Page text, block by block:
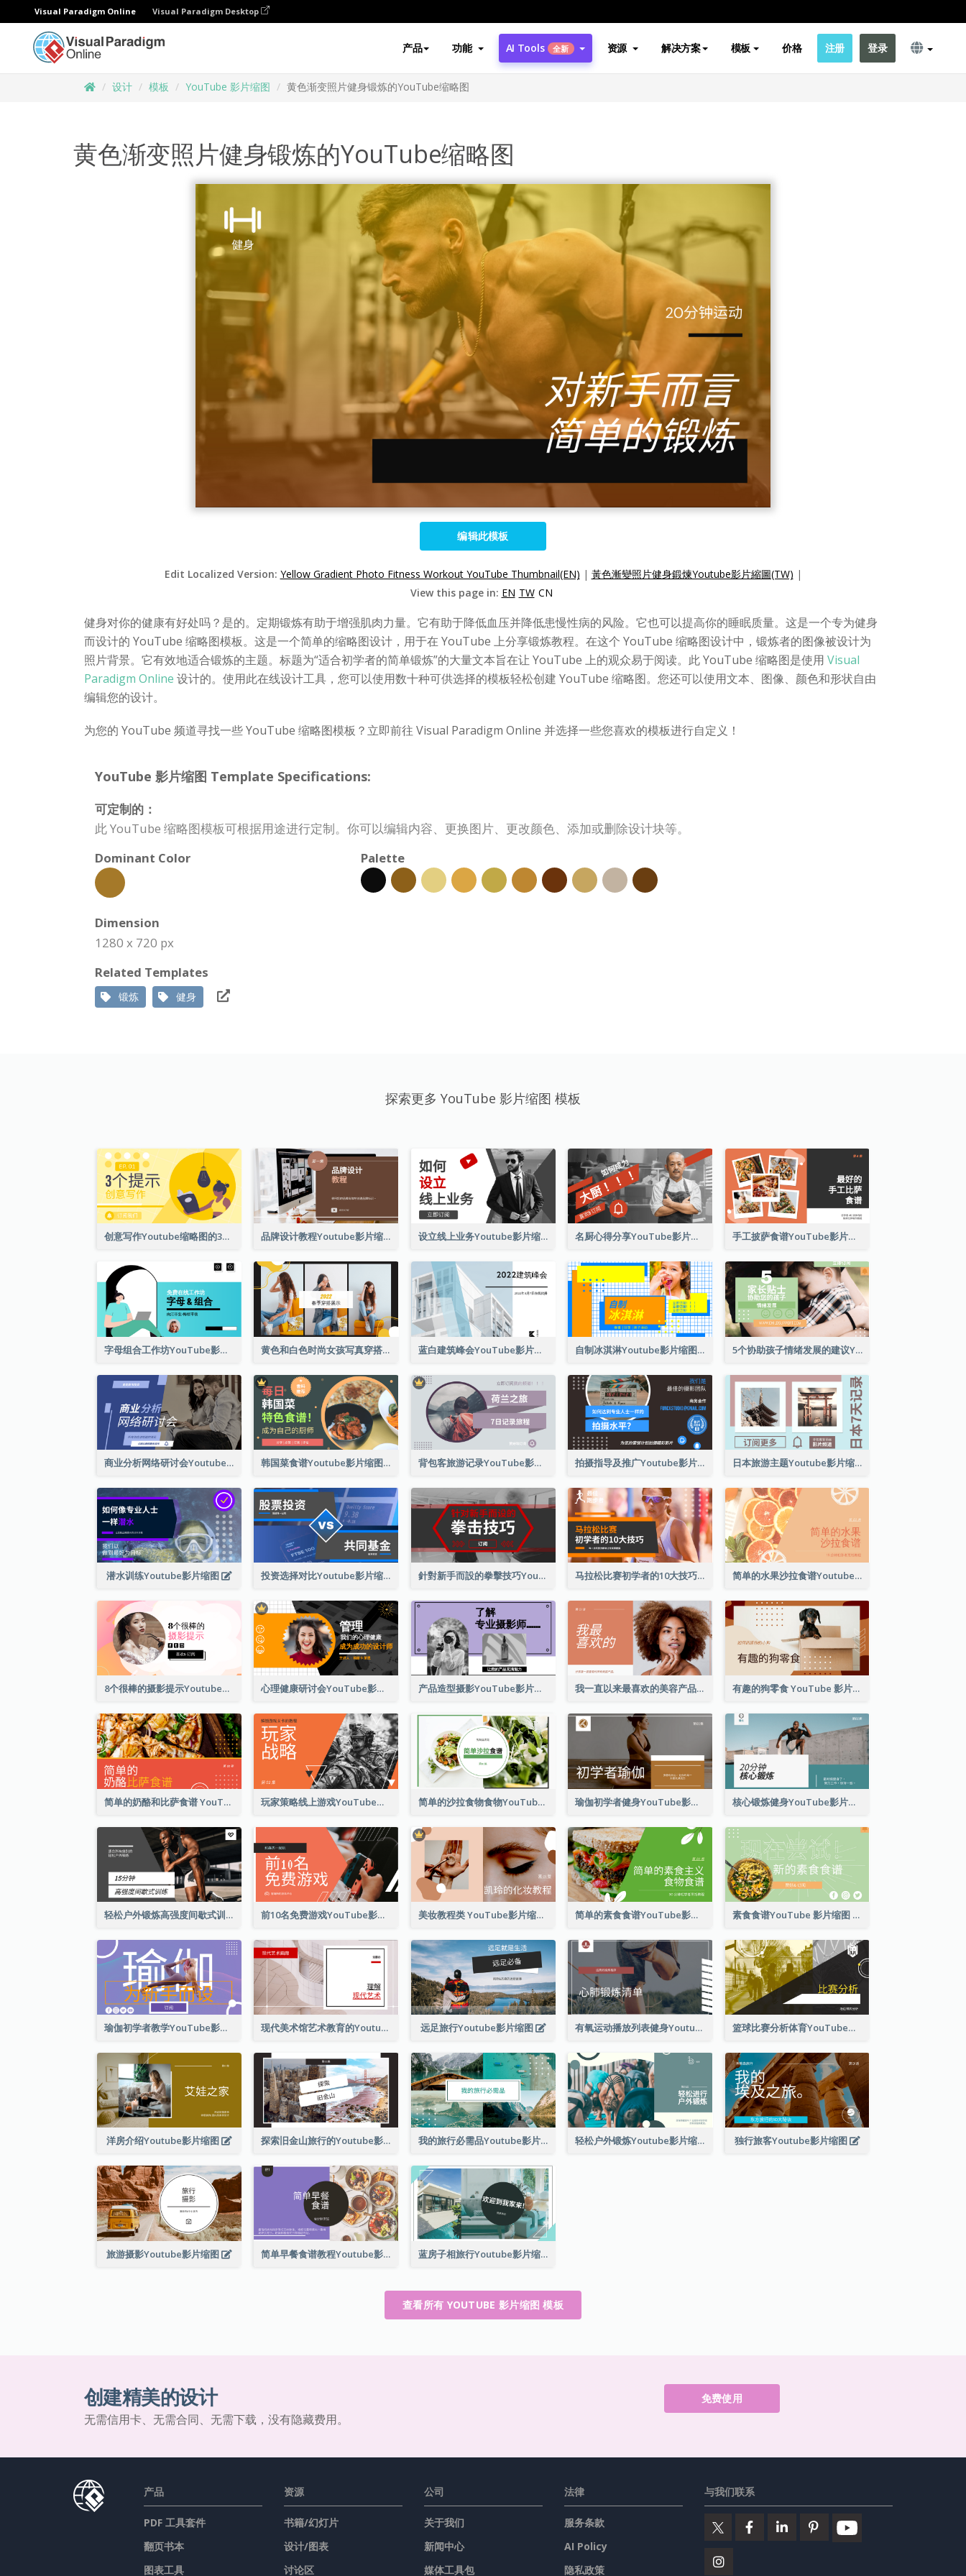
Visual Paradigm Online Visual Paradigm Desktop
产品 功能 AI Tools 全新 资源 解决方案 模板 价格 注册 登录
设计 模板 YouTube 影片缩图 黄色渐变照片健身锻炼的YouTube缩略图
黄色渐变照片健身锻炼的YouTube缩略图
编辑此模板
Edit Localized Version: Yellow Gradient Photo Fitness Workout YouTube Thumbnail(EN) | 黃色漸變照片健身鍛煉Youtube影片縮圖(TW) |
View this page in: EN TW CN
健身对你的健康有好处吗？是的。定期锻炼有助于增强肌肉力量。它有助于降低血压并降低患慢性病的风险。它也可以提高你的睡眠质量。这是一个专为健身
而设计的 YouTube 缩略图模板。这是一个简单的缩略图设计，用于在 YouTube 上分享锻炼教程。在这个 YouTube 缩略图设计中，锻炼者的图像被设计为
照片背景。它有效地适合锻炼的主题。标题为“适合初学者的简单锻炼”的大量文本旨在让 YouTube 上的观众易于阅读。此 YouTube 缩略图是使用 Visual
Paradigm Online 设计的。使用此在线设计工具，您可以使用数十种可供选择的模板轻松创建 YouTube 缩略图。您还可以使用文本、图像、颜色和形状自由
编辑您的设计。
为您的 YouTube 频道寻找一些 YouTube 缩略图模板？立即前往 Visual Paradigm Online 并选择一些您喜欢的模板进行自定义！
YouTube 影片缩图 Template Specifications:
可定制的：
此 YouTube 缩略图模板可根据用途进行定制。你可以编辑内容、更换图片、更改颜色、添加或删除设计块等。
Dominant Color
Palette
Dimension
1280 x 720 px
Related Templates
锻炼 健身
探索更多 YouTube 影片缩图 模板
创意写作Youtube缩略图的3个技巧 品牌设计教程Youtube影片缩图 设立线上业务Youtube影片缩图 名厨心得分享YouTube影片缩图 手工披萨食谱YouTube影片缩图
字母组合工作坊YouTube影片缩图 黄色和白色时尚女孩写真穿搭展示Youtube影片缩图 蓝白建筑峰会YouTube影片缩图 自制冰淇淋Youtube影片缩图 5个协助孩子情绪发展的建议Youtube影片缩图
商业分析网络研讨会Youtube影片缩图 韩国菜食谱Youtube影片缩图 背包客旅游记录YouTube影片缩图 拍摄指导及推广Youtube影片缩图 日本旅游主题Youtube影片缩图
潜水训练Youtube影片缩图 投资选择对比Youtube影片缩图 針對新手而設的拳擊技巧Youtube影片縮圖 马拉松比赛初学者的10大技巧YouTube影片缩图 简单的水果沙拉食谱Youtube影片缩图
8个很棒的摄影提示Youtube影片缩图 心理健康研讨会YouTube影片缩图 产品造型摄影YouTube影片缩图 我一直以来最喜欢的美容产品 YouTube 影片缩图 有趣的狗零食 YouTube 影片缩图
简单的奶酪和比萨食谱 YouTube影片缩图 玩家策略线上游戏YouTube影片缩图 简单的沙拉食物食物YouTube影片缩图 瑜伽初学者健身YouTube影片缩图 核心锻炼健身YouTube影片缩图
轻松户外锻炼高强度间歇式训练YouTube影片缩图 前10名免费游戏YouTube影片缩图 美妆教程类 YouTube影片缩图 简单的素食食谱YouTube影片缩图 素食食谱YouTube 影片缩图
瑜伽初学者教学YouTube影片缩图 现代美术馆艺术教育的Youtube影片缩图 远足旅行Youtube影片缩图 有氧运动播放列表健身Youtube影片缩图 篮球比赛分析体育YouTube排名
洋房介绍Youtube影片缩图 探索旧金山旅行的Youtube影片缩图 我的旅行必需品Youtube影片缩图 轻松户外锻炼Youtube影片缩图 独行旅客Youtube影片缩图
旅游摄影Youtube影片缩图 简单早餐食谱教程Youtube影片缩图 蓝房子相旅行Youtube影片缩图
查看所有 YOUTUBE 影片缩图 模板
创建精美的设计
无需信用卡、无需合同、无需下载，没有隐藏费用。
免费使用
产品
PDF 工具套件
翻页书本
图表工具
资源
书籍/幻灯片
设计/图表
讨论区
公司
关于我们
新闻中心
媒体工具包
法律
服务条款
AI Policy
隐私政策
与我们联系